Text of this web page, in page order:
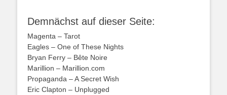
Demnächst auf dieser Seite:
Magenta – Tarot
Eagles – One of These Nights
Bryan Ferry – Bête Noire
Marillion – Marillion.com
Propaganda – A Secret Wish
Eric Clapton – Unplugged